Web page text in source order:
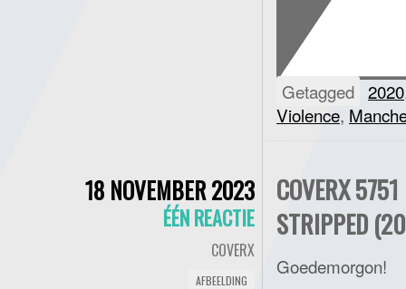
Getagged 2020
Violence,
18 NOVEMBER 2023
ÉÉN REACTIE
COVERX
AFBEELDING
COVERX
STRIPPED
Goedemorgon!